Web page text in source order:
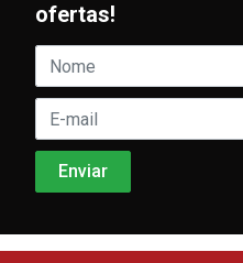
ofertas!